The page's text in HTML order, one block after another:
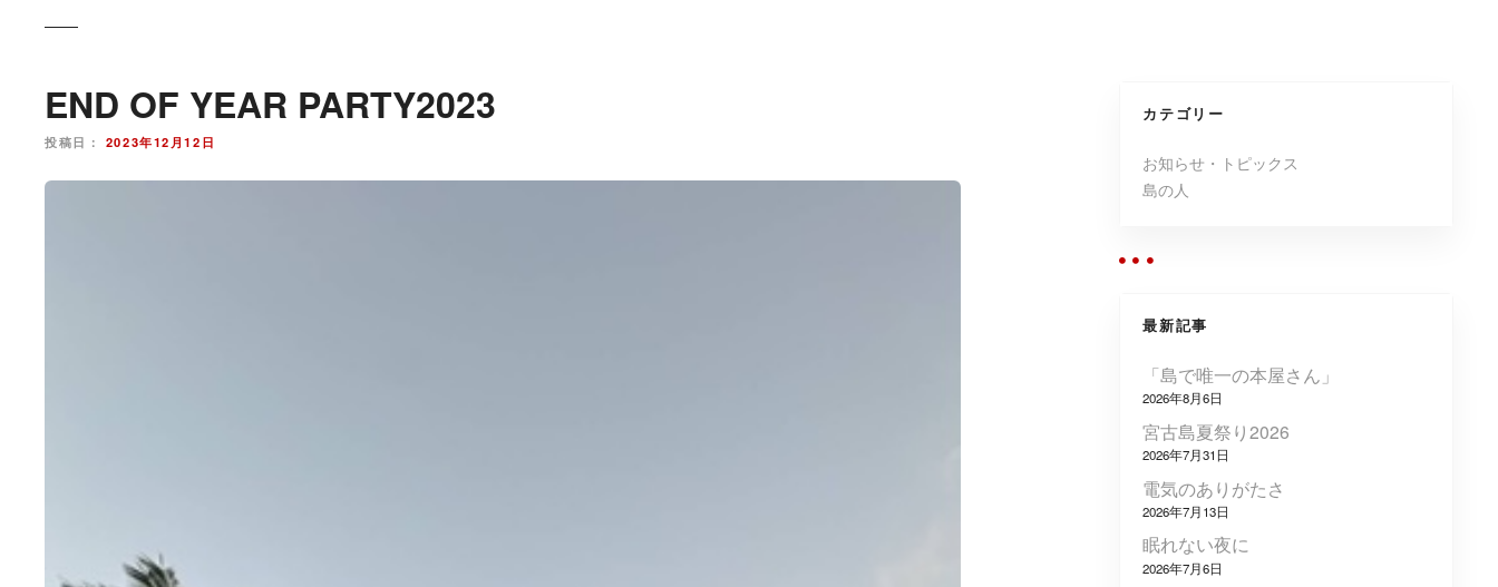
END OF YEAR PARTY2023
投稿日： 2023年12月12日
カテゴリー
お知らせ・トピックス
島の人
最新記事
「島で唯一の本屋さん」
2026年8月6日
宮古島夏祭り2026
2026年7月31日
電気のありがたさ
2026年7月13日
眠れない夜に
2026年7月6日